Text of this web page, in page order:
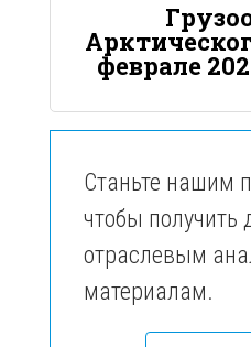
феврале
Станьте нашим
чтобы получить
отраслевым
материалам.